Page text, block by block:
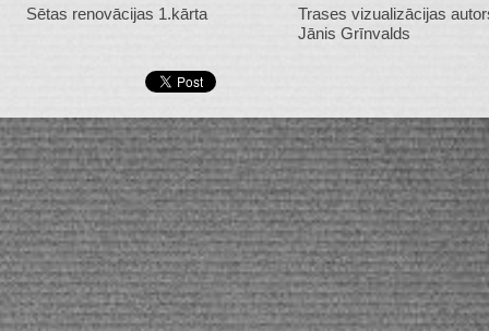
Sētas renovācijas 1.kārta
Trases vizualizācijas
Jānis Grīnvalds